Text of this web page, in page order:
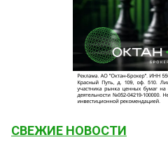
СВЕЖИЕ НОВОСТИ